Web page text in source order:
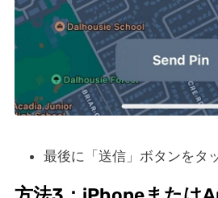
最後に「送信」ボタンをタ